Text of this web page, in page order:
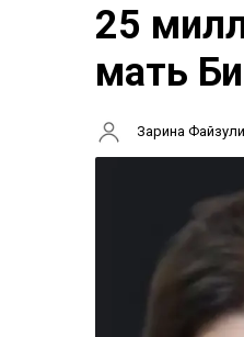
25
мать
Зарина